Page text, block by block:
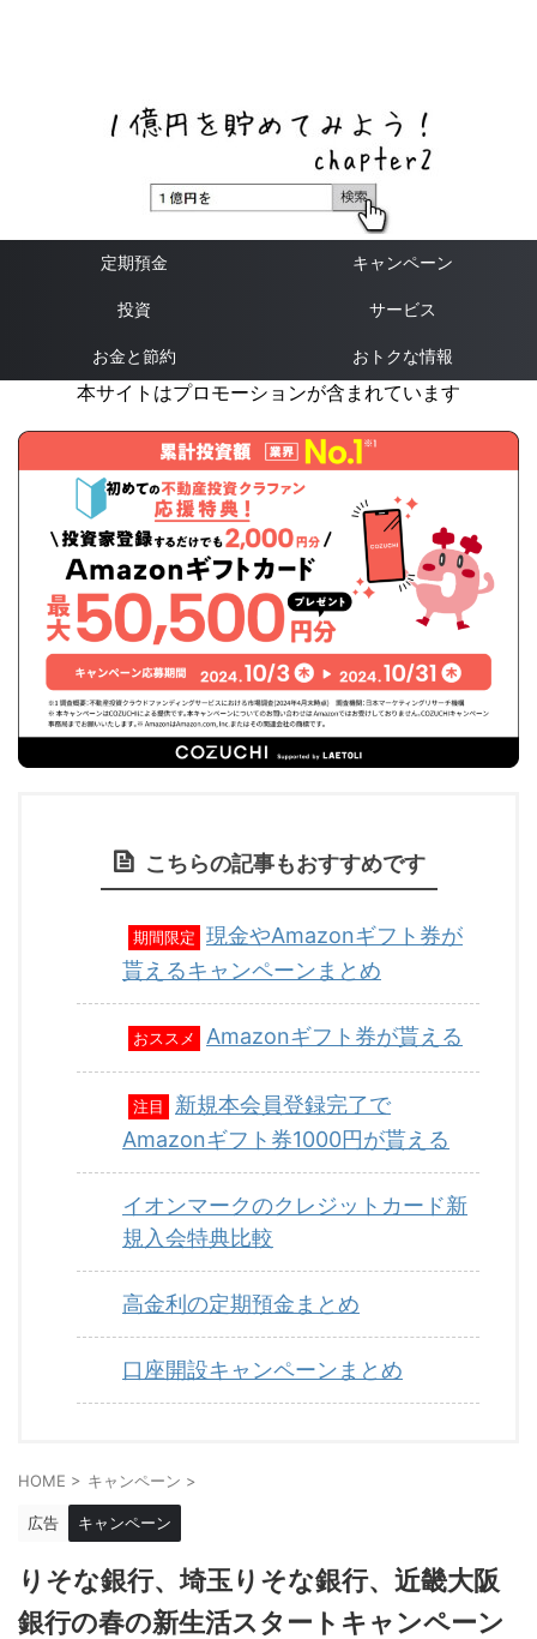
定期預金 キャンペーン
投資 サービス
お金と節約 おトクな情報
本サイトはプロモーションが含まれています
こちらの記事もおすすめです
期間限定
現金やAmazonギフト券が
貰えるキャンペーンまとめ
おススメ Amazonギフト券が貰える
注目
新規本会員登録完了で
Amazonギフト券1000円が貰える
イオンマークのクレジットカード新
規入会特典比較
高金利の定期預金まとめ
口座開設キャンペーンまとめ
HOME > キャンペーン >
広告 キャンペーン
りそな銀行、埼玉りそな銀行、近畿大阪
銀行の春の新生活スタートキャンペーン